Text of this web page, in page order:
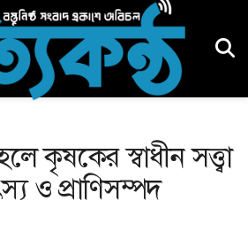
হলে কৃষকের স্বাধীন সত্ত্বা
ও প্রাণিসম্পদ